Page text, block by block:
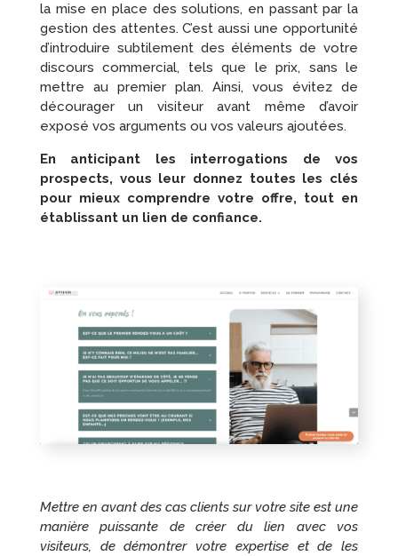
la mise en place des solutions, en passant par la
gestion des attentes. C’est aussi une opportunité
d’introduire subtilement des éléments de votre
discours commercial, tels que le prix, sans le
mettre au premier plan. Ainsi, vous évitez de
décourager un visiteur avant même d’avoir
exposé vos arguments ou vos valeurs ajoutées.
En anticipant les interrogations de vos
prospects, vous leur donnez toutes les clés
pour mieux comprendre votre offre, tout en
établissant un lien de confiance.
Mettre en avant des cas clients sur votre site est une
manière puissante de créer du lien avec vos
visiteurs, de démontrer votre expertise et de les